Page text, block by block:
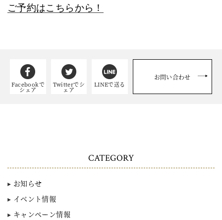
ご予約はこちらから！
Facebookで
シェア
Twitterでシ
ェア
LINEで送る
お問い合わせ
CATEGORY
お知らせ
イベント情報
キャンペーン情報